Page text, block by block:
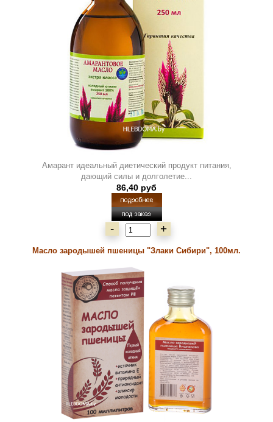
Амарант идеальный диетический продукт питания,
дающий силы и долголетие...
86,40 руб
- +
Масло зародышей пшеницы "Злаки Сибири", 100мл.